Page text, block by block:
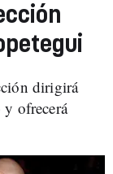
dirigirá
y ofrecerá